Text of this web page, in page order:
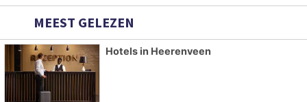
MEEST GELEZEN
Hotels in Heerenveen